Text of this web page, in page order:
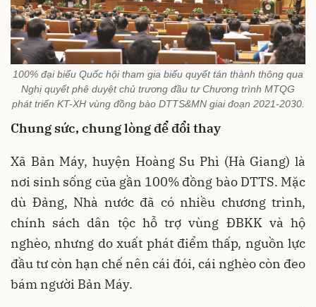
100% đại biểu Quốc hội tham gia biểu quyết tán thành thông qua
Nghị quyết phê duyệt chủ trương đầu tư Chương trình MTQG
phát triển KT-XH vùng đồng bào DTTS&MN giai đoạn 2021-2030.
Chung sức, chung lòng để đổi thay
Xã Bản Máy, huyện Hoàng Su Phì (Hà Giang) là
nơi sinh sống của gần 100% đồng bào DTTS. Mặc
dù Đảng, Nhà nước đã có nhiều chương trình,
chính sách dân tộc hỗ trợ vùng ĐBKK và hộ
nghèo, nhưng do xuất phát điểm thấp, nguồn lực
đầu tư còn hạn chế nên cái đói, cái nghèo còn đeo
bám người Bản Máy.